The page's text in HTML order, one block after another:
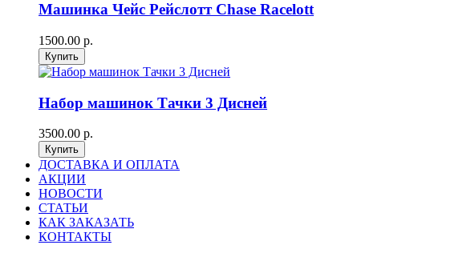
Машинка Чейс Рейслотт Chase Racelott
1500.00 р.
Набор машинок Тачки 3 Дисней
3500.00 р.
ДОСТАВКА И ОПЛАТА
АКЦИИ
НОВОСТИ
СТАТЬИ
КАК ЗАКАЗАТЬ
КОНТАКТЫ